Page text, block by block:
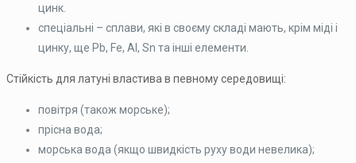
цинк.
спеціальні – сплави, які в своєму складі мають, крім міді і
цинку, ще Pb, Fe, Al, Sn та інші елементи.
Стійкість для латуні властива в певному середовищі:
повітря (також морське);
прісна вода;
морська вода (якщо швидкість руху води невелика);